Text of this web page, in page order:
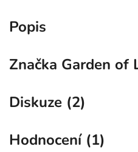
Popis
Značka Garden of
Diskuze (2)
Hodnocení (1)